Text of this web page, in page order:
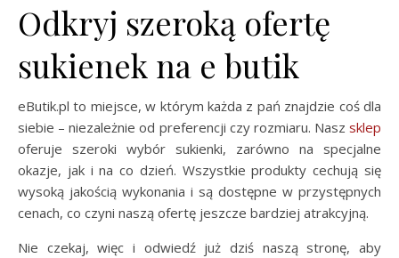
Odkryj szeroką ofertę
sukienek na e butik
eButik.pl to miejsce, w którym każda z pań znajdzie coś dla
siebie – niezależnie od preferencji czy rozmiaru. Nasz sklep
oferuje szeroki wybór sukienki, zarówno na specjalne
okazje, jak i na co dzień. Wszystkie produkty cechują się
wysoką jakością wykonania i są dostępne w przystępnych
cenach, co czyni naszą ofertę jeszcze bardziej atrakcyjną.
Nie czekaj, więc i odwiedź już dziś naszą stronę, aby